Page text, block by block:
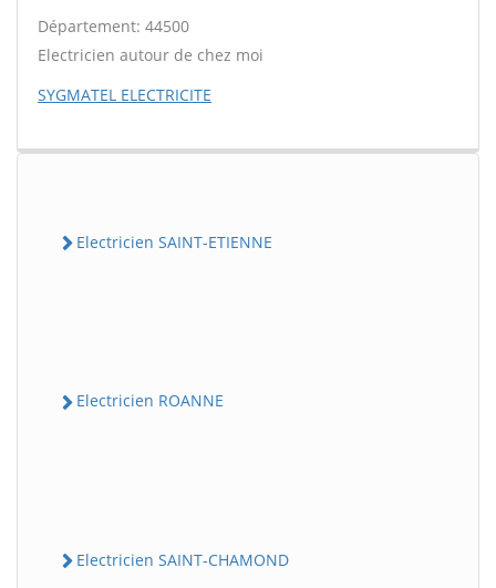
Département: 44500
Electricien autour de chez moi
SYGMATEL ELECTRICITE
Electricien SAINT-ETIENNE
Electricien ROANNE
Electricien SAINT-CHAMOND